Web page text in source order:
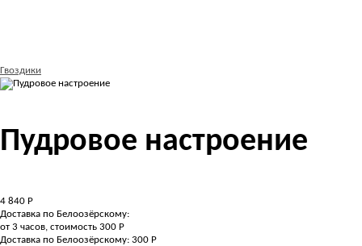
Гвоздики
Пудровое настроение
4 840 Р
Доставка по Белоозёрскому:
от 3 часов, стоимость 300 Р
Доставка по Белоозёрскому: 300 Р